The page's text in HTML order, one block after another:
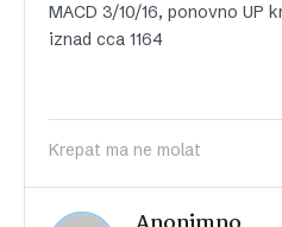
MACD 3/10/16, ponovno UP
iznad cca 1164
Krepat ma ne molat